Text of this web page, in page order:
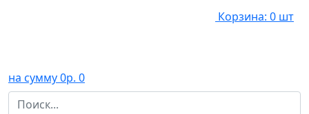
Корзина: 0 шт
на сумму 0р. 0